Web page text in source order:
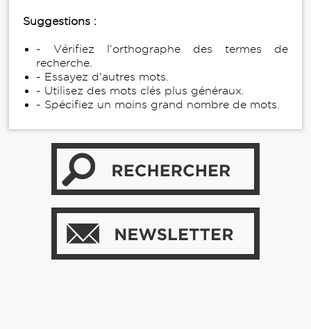
Suggestions :
- Vérifiez l’orthographe des termes de
recherche.
- Essayez d'autres mots.
- Utilisez des mots clés plus généraux.
- Spécifiez un moins grand nombre de mots.